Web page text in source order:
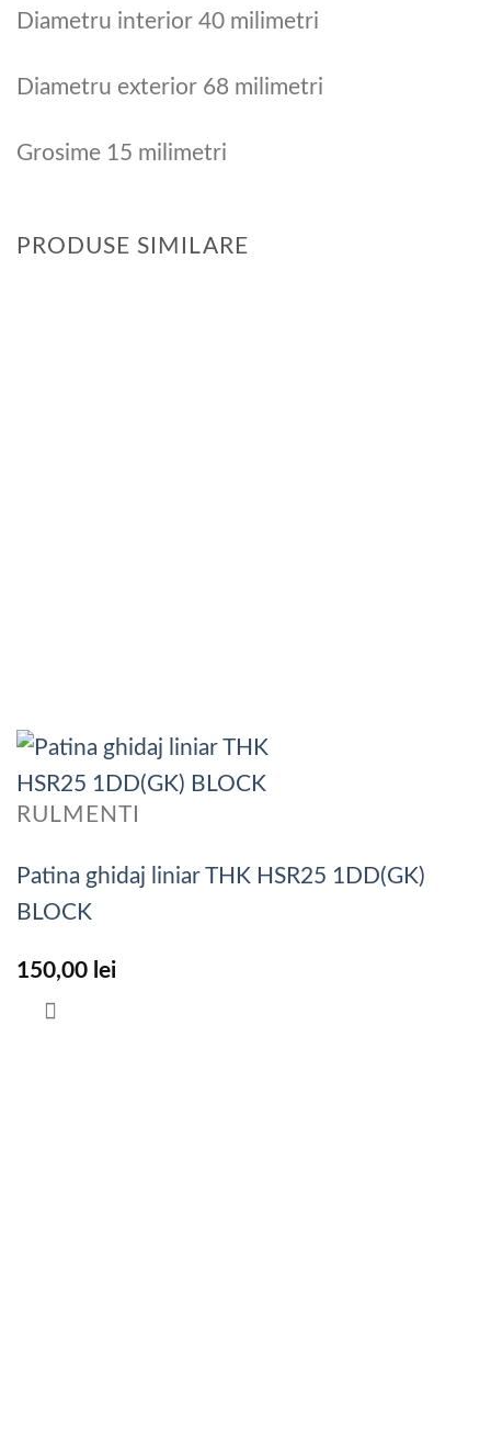
Diametru interior 40 milimetri
Diametru exterior 68 milimetri
Grosime 15 milimetri
PRODUSE SIMILARE
RULMENTI
Patina ghidaj liniar THK HSR25 1DD(GK)
BLOCK
150,00 lei